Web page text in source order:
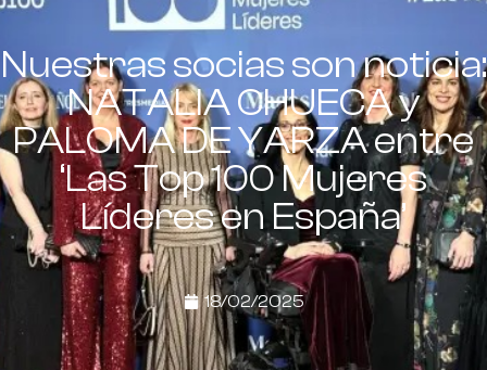
Nuestras socias son noticia:
NATALIA CHUECA y
PALOMA DE YARZA entre
‘Las Top 100 Mujeres
Líderes en España’
18/02/2025